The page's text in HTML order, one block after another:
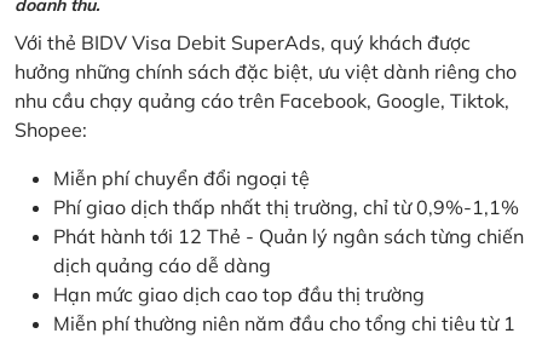
doanh thu.
Với thẻ BIDV Visa Debit SuperAds, quý khách được
hưởng những chính sách đặc biệt, ưu việt dành riêng cho
nhu cầu chạy quảng cáo trên Facebook, Google, Tiktok,
Shopee:
Miễn phí chuyển đổi ngoại tệ
Phí giao dịch thấp nhất thị trường, chỉ từ 0,9%-1,1%
Phát hành tới 12 Thẻ - Quản lý ngân sách từng chiến
dịch quảng cáo dễ dàng
Hạn mức giao dịch cao top đầu thị trường
Miễn phí thường niên năm đầu cho tổng chi tiêu từ 1